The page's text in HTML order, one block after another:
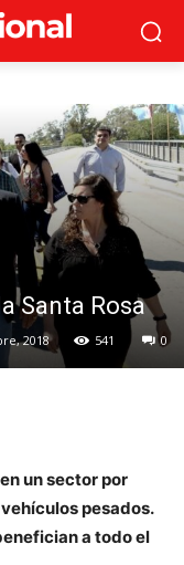
Santa Rosa
2018 541 0
un sector por
pesados.
a todo el